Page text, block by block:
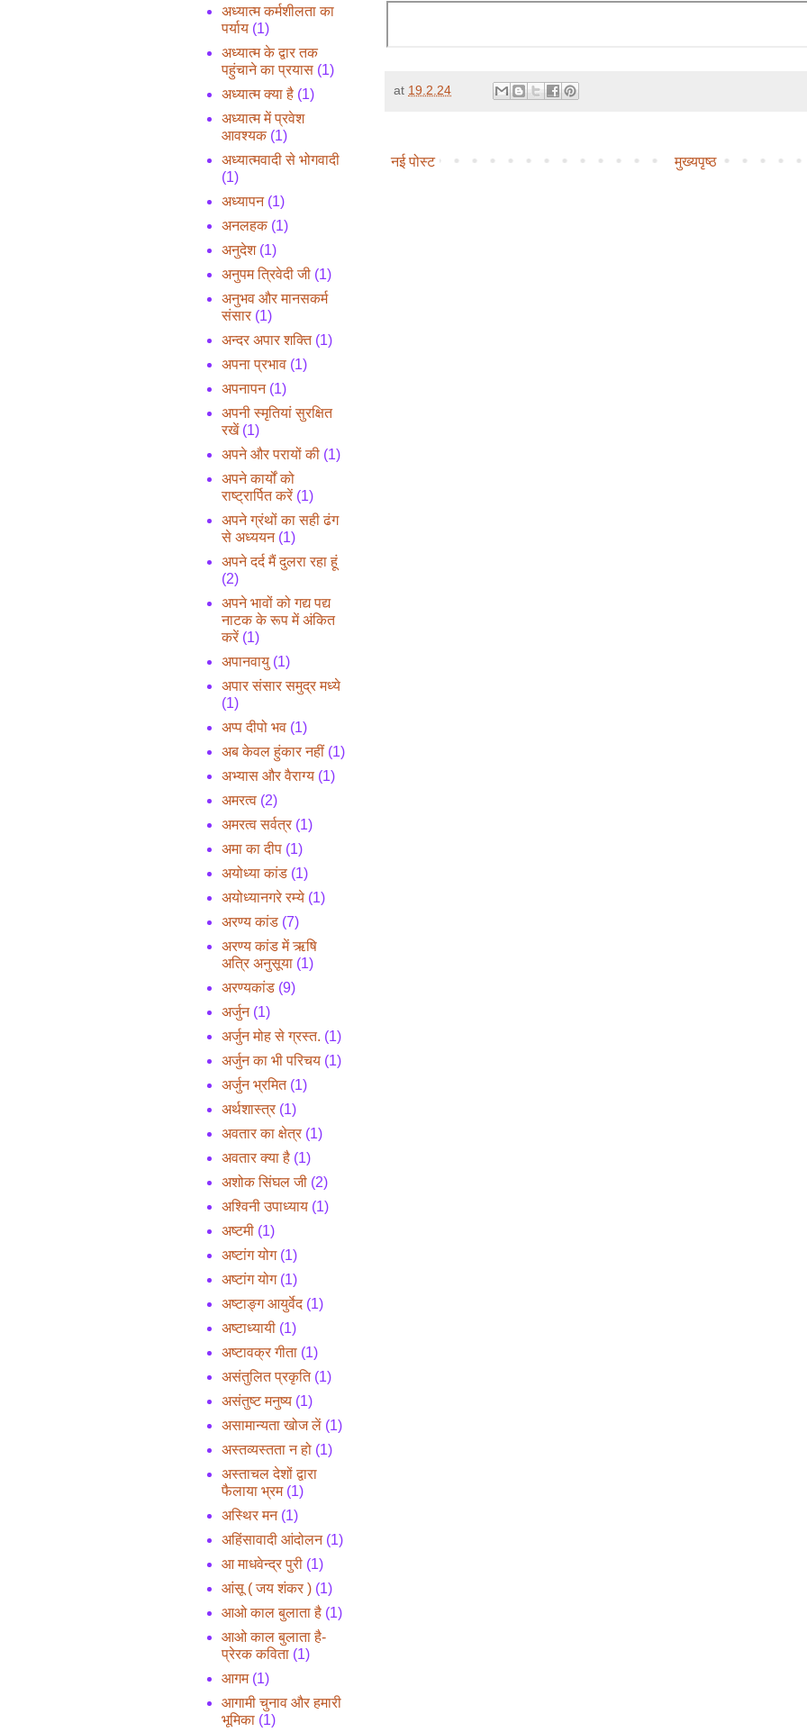
at 19.2.24
नई पोस्ट मुख्यपृष्ठ
अध्यात्म कर्मशीलता का
पर्याय (1)
अध्यात्म के द्वार तक
पहुंचाने का प्रयास (1)
अध्यात्म क्या है (1)
अध्यात्म में प्रवेश
आवश्यक (1)
अध्यात्मवादी से भोगवादी
(1)
अध्यापन (1)
अनलहक (1)
अनुदेश (1)
अनुपम त्रिवेदी जी (1)
अनुभव और मानसकर्म
संसार (1)
अन्दर अपार शक्ति (1)
अपना प्रभाव (1)
अपनापन (1)
अपनी स्मृतियां सुरक्षित
रखें (1)
अपने और परायों की (1)
अपने कार्यों को
राष्ट्रार्पित करें (1)
अपने ग्रंथों का सही ढंग
से अध्ययन (1)
अपने दर्द मैं दुलरा रहा हूं
(2)
अपने भावों को गद्य पद्य
नाटक के रूप में अंकित
करें (1)
अपानवायु (1)
अपार संसार समुद्र मध्ये
(1)
अप्प दीपो भव (1)
अब केवल हुंकार नहीं (1)
अभ्यास और वैराग्य (1)
अमरत्व (2)
अमरत्व सर्वत्र (1)
अमा का दीप (1)
अयोध्या कांड (1)
अयोध्यानगरे रम्ये (1)
अरण्य कांड (7)
अरण्य कांड में ऋषि
अत्रि अनुसूया (1)
अरण्यकांड (9)
अर्जुन (1)
अर्जुन मोह से ग्रस्त. (1)
अर्जुन का भी परिचय (1)
अर्जुन भ्रमित (1)
अर्थशास्त्र (1)
अवतार का क्षेत्र (1)
अवतार क्या है (1)
अशोक सिंघल जी (2)
अश्विनी उपाध्याय (1)
अष्टमी (1)
अष्टांग योग (1)
अष्टांग योग (1)
अष्टाङ्ग आयुर्वेद (1)
अष्टाध्यायी (1)
अष्टावक्र गीता (1)
असंतुलित प्रकृति (1)
असंतुष्ट मनुष्य (1)
असामान्यता खोज लें (1)
अस्तव्यस्तता न हो (1)
अस्ताचल देशों द्वारा
फैलाया भ्रम (1)
अस्थिर मन (1)
अहिंसावादी आंदोलन (1)
आ माधवेन्द्र पुरी (1)
आंसू ( जय शंकर ) (1)
आओ काल बुलाता है (1)
आओ काल बुलाता है-
प्रेरक कविता (1)
आगम (1)
आगामी चुनाव और हमारी
भूमिका (1)